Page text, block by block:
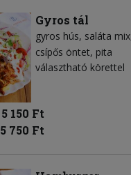
Gyros tál
gyros hús saláta mix
csípős öntet pita
választható körettel
5 150 Ft
5 750 Ft